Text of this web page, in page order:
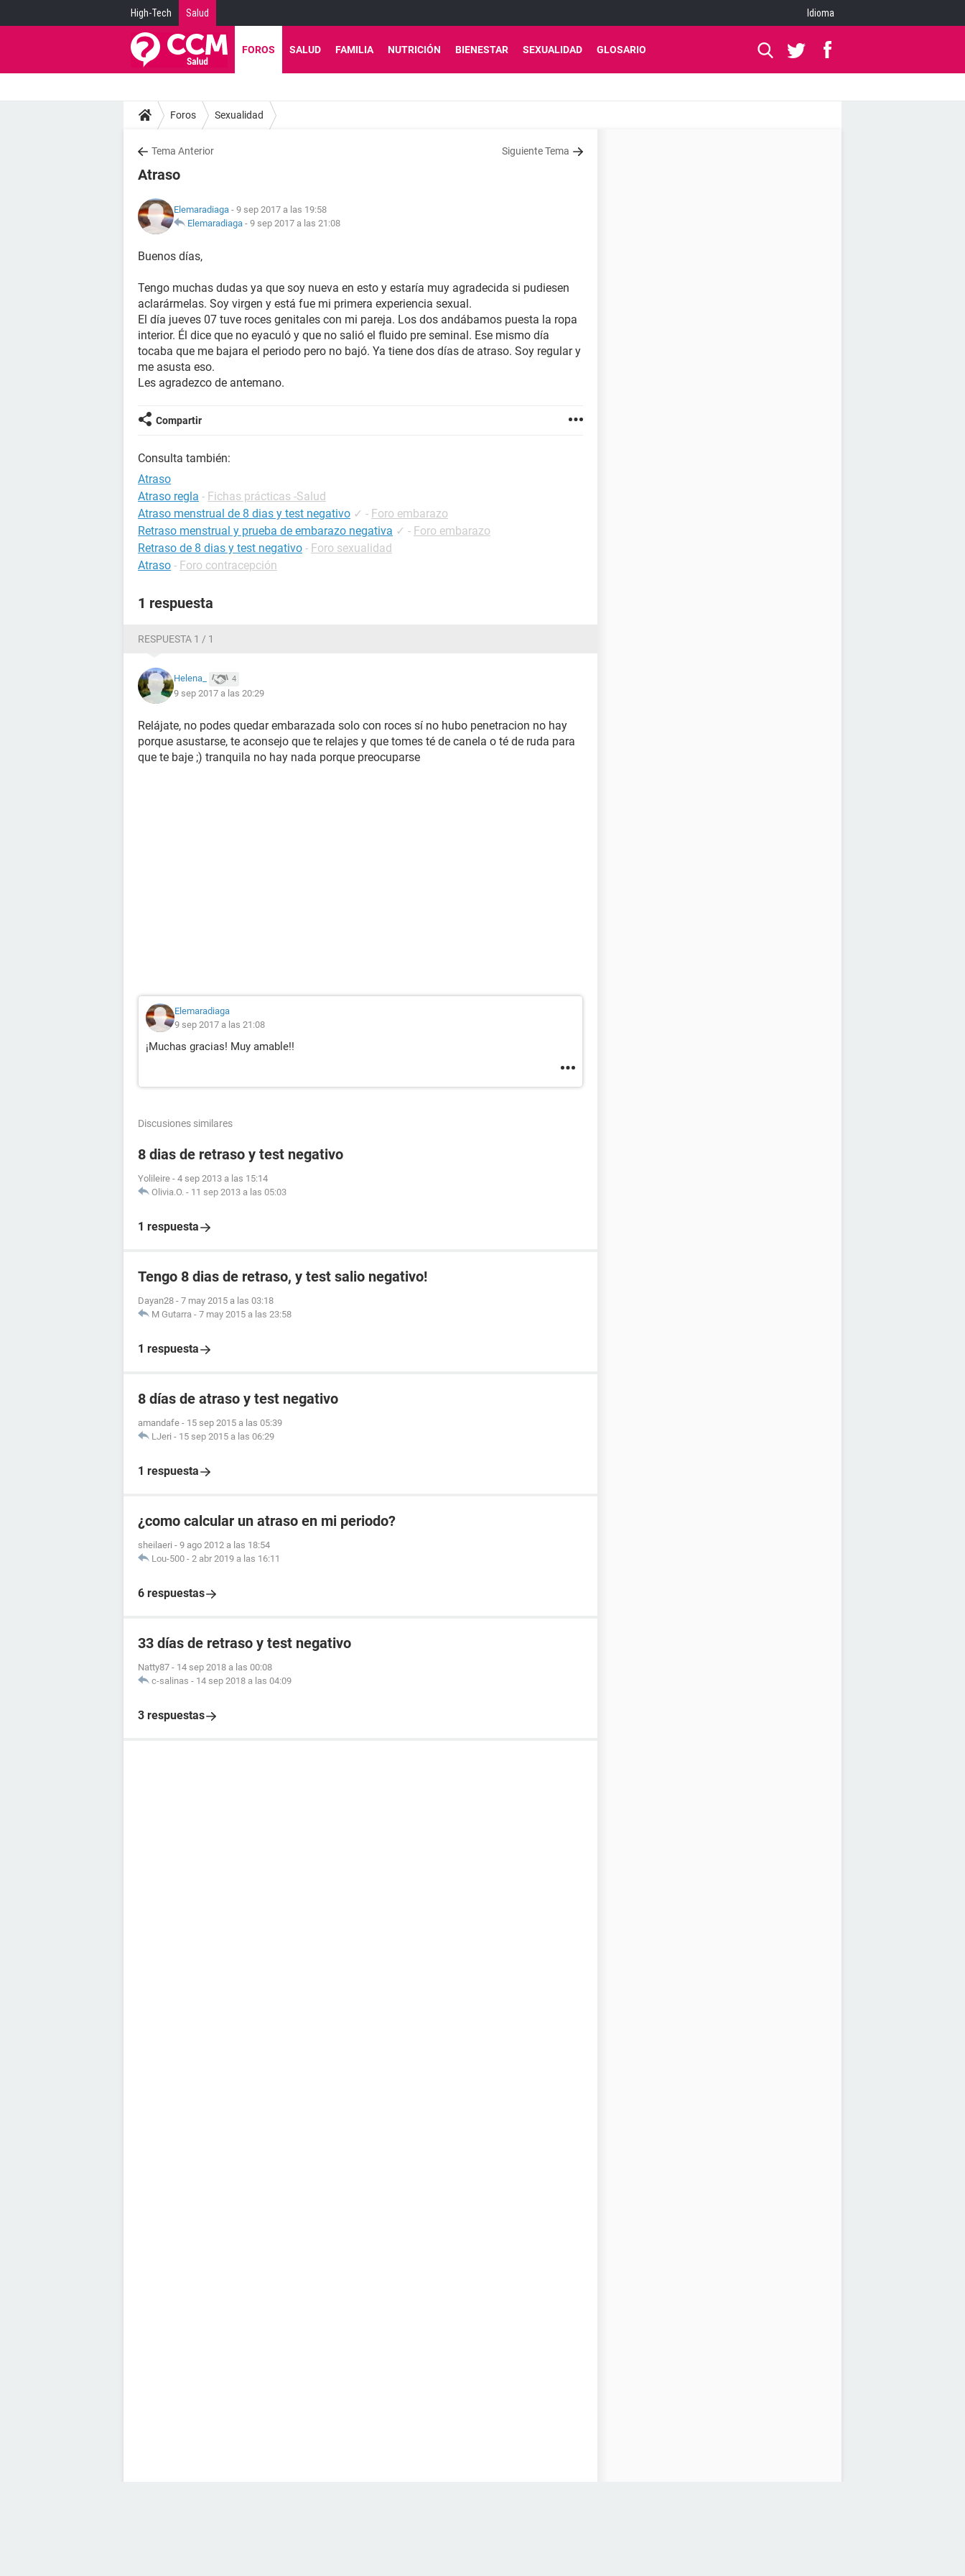
High-Tech Salud Idioma
FOROS SALUD FAMILIA NUTRICIÓN BIENESTAR SEXUALIDAD GLOSARIO
Foros Sexualidad
Tema Anterior Siguiente Tema
Atraso
Elemaradiaga - 9 sep 2017 a las 19:58
Elemaradiaga - 9 sep 2017 a las 21:08
Buenos días,
Tengo muchas dudas ya que soy nueva en esto y estaría muy agradecida si pudiesen
aclarármelas. Soy virgen y está fue mi primera experiencia sexual.
El día jueves 07 tuve roces genitales con mi pareja. Los dos andábamos puesta la ropa
interior. Él dice que no eyaculó y que no salió el fluido pre seminal. Ese mismo día
tocaba que me bajara el periodo pero no bajó. Ya tiene dos días de atraso. Soy regular y
me asusta eso.
Les agradezco de antemano.
Compartir
Consulta también:
Atraso
Atraso regla - Fichas prácticas -Salud
Atraso menstrual de 8 dias y test negativo ✓ - Foro embarazo
Retraso menstrual y prueba de embarazo negativa ✓ - Foro embarazo
Retraso de 8 dias y test negativo - Foro sexualidad
Atraso - Foro contracepción
1 respuesta
RESPUESTA 1 / 1
Helena_ 4
9 sep 2017 a las 20:29
Relájate, no podes quedar embarazada solo con roces sí no hubo penetracion no hay
porque asustarse, te aconsejo que te relajes y que tomes té de canela o té de ruda para
que te baje ;) tranquila no hay nada porque preocuparse
Elemaradiaga
9 sep 2017 a las 21:08
¡Muchas gracias! Muy amable!!
Discusiones similares
8 dias de retraso y test negativo
Yolileire - 4 sep 2013 a las 15:14
Olivia.O. - 11 sep 2013 a las 05:03
1 respuesta
Tengo 8 dias de retraso, y test salio negativo!
Dayan28 - 7 may 2015 a las 03:18
M Gutarra - 7 may 2015 a las 23:58
1 respuesta
8 días de atraso y test negativo
amandafe - 15 sep 2015 a las 05:39
LJeri - 15 sep 2015 a las 06:29
1 respuesta
¿como calcular un atraso en mi periodo?
sheilaeri - 9 ago 2012 a las 18:54
Lou-500 - 2 abr 2019 a las 16:11
6 respuestas
33 días de retraso y test negativo
Natty87 - 14 sep 2018 a las 00:08
c-salinas - 14 sep 2018 a las 04:09
3 respuestas